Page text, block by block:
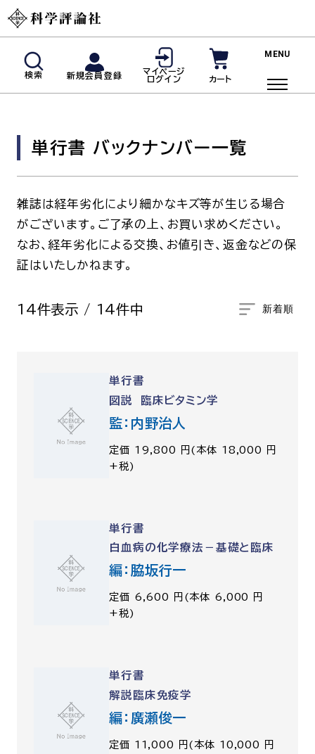
検索 新規会員登録
マイページ
ログイン
カート
新規会員登録
マイページログイン
よくあるご質問
雑誌
臨床免疫・アレルギー科 リウマチ科
腎臓内科・泌尿器科
特別増刊号
書籍
単行書 バックナンバー一覧
雑誌は経年劣化により細かなキズ等が生じる場合
がございます。ご了承の上、お買い求めください。
なお、経年劣化による交換、お値引き、返金などの保
証はいたしかねます。
14件表示 / 14件中
単行書
図説 臨床ビタミン学
監：内野治人
定価 19,800 円(本体 18,000 円
+税)
単行書
白血病の化学療法－基礎と臨床
編：脇坂行一
定価 6,600 円(本体 6,000 円
+税)
単行書
解説臨床免疫学
編：廣瀬俊一
定価 11,000 円(本体 10,000 円